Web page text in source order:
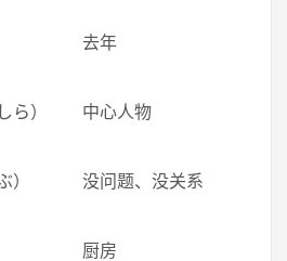
） 去年
しら） 中心人物
ぶ） 没问题、没关系
ろ） 厨房